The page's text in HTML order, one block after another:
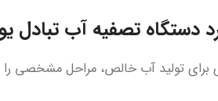
دستگاه تصفیه آب تبادل
برای تولید آب خالص، مراحل مشخصی